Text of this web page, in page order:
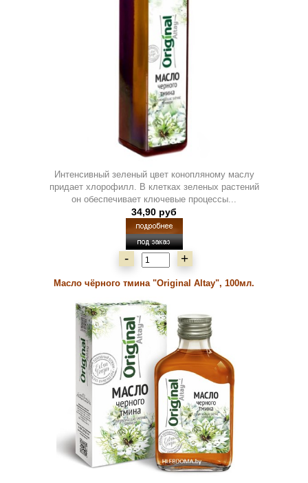
Интенсивный зеленый цвет конопляному маслу
придает хлорофилл. В клетках зеленых растений
он обеспечивает ключевые процессы...
34,90 руб
- +
Масло чёрного тмина "Original Altay", 100мл.